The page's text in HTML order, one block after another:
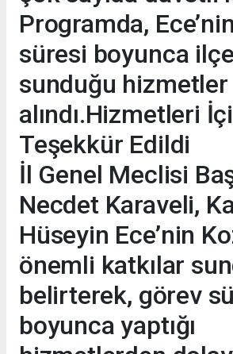
Programda,
süresi boyunca
sunduğu hizmetler
alındı.Hizmetleri
Teşekkür Edildi
İl Genel Meclisi
Necdet Karaveli,
Hüseyin Ece’nin
önemli katkılar
belirterek, görev
boyunca yaptığı